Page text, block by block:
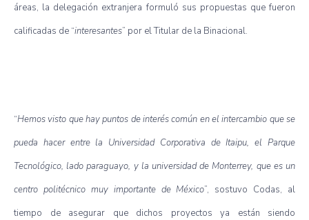
áreas, la delegación extranjera formuló sus propuestas que fueron
calificadas de “interesantes” por el Titular de la Binacional.
“Hemos visto que hay puntos de interés común en el intercambio que se
pueda hacer entre la Universidad Corporativa de Itaipu, el Parque
Tecnológico, lado paraguayo, y la universidad de Monterrey, que es un
centro politécnico muy importante de México”, sostuvo Codas, al
tiempo de asegurar que dichos proyectos ya están siendo